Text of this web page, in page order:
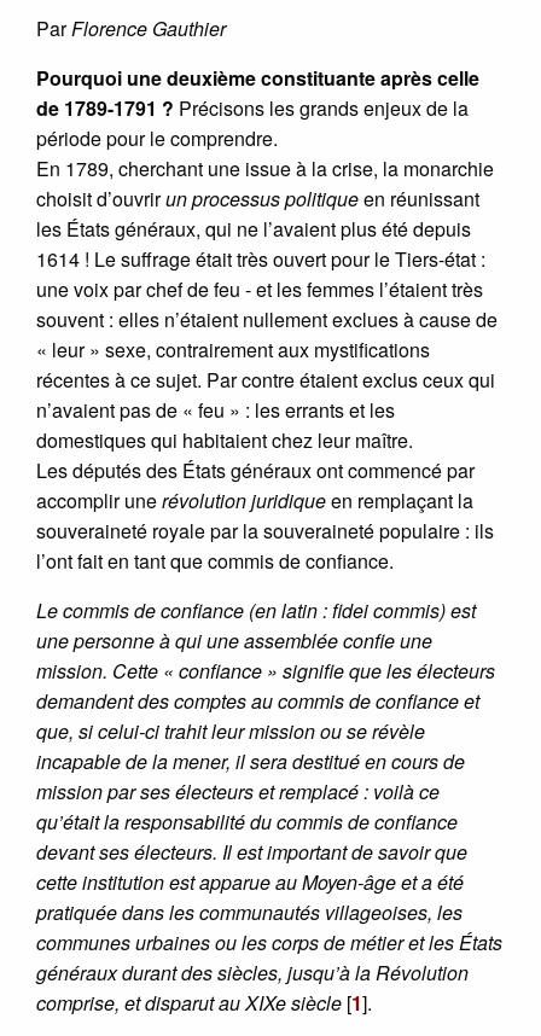
ParFlorence Gauthier
Pourquoi une deuxième constituante après celle
de 1789-1791 ? Précisons les grands enjeux de la
période pour le comprendre.
En 1789, cherchant une issue à la crise, la monarchie
choisit d’ouvrirun processus politiqueen réunissant
les États généraux, qui ne l’avaient plus été depuis
1614 ! Le suffrage était très ouvert pour le Tiers-état :
une voix par chef de feu - et les femmes l’étaient très
souvent : elles n’étaient nullement exclues à cause de
« leur » sexe, contrairement aux mystifications
récentes à ce sujet. Par contre étaient exclus ceux qui
n’avaient pas de « feu » : les errants et les
domestiques qui habitaient chez leur maître.
Les députés des États généraux ont commencé par
accomplir unerévolution juridiqueen remplaçant la
souveraineté royale par la souveraineté populaire : ils
l’ont fait en tant que commis de confiance.
Le commis de confiance (en latin : fidei commis) est
une personne à qui une assemblée confie une
mission. Cette « confiance » signifie que les électeurs
demandent des comptes au commis de confiance et
que, si celui-ci trahit leur mission ou se révèle
incapable de la mener, il sera destitué en cours de
mission par ses électeurs et remplacé : voilà ce
qu’était la responsabilité du commis de confiance
devant ses électeurs. Il est important de savoir que
cette institution est apparue au Moyen-âge et a été
pratiquée dans les communautés villageoises, les
communes urbaines ou les corps de métier et les États
généraux durant des siècles, jusqu’à la Révolution
comprise, et disparut au XIXe siècle [1].